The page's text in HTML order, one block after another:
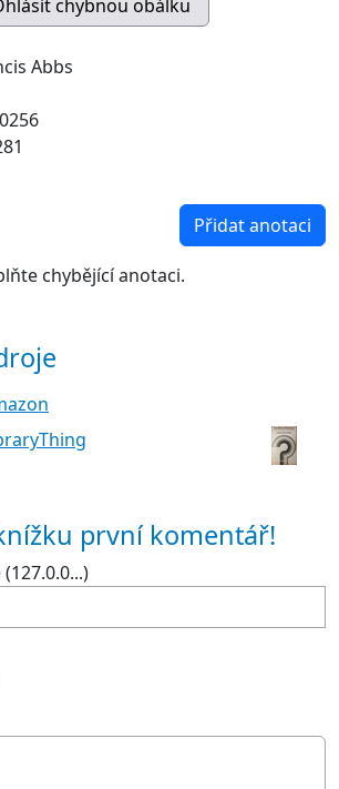
Abbs
Přidat anotaci
chybějící anotaci.
první komentář!